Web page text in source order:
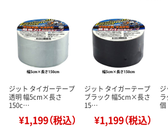
ジット タイガーテープ
透明 幅5cm×長さ
150c…
¥1,199（税込）
ジット タイガーテープ
ブラック 幅5cm×長さ
15…
¥1,199（税込）
ラ
個